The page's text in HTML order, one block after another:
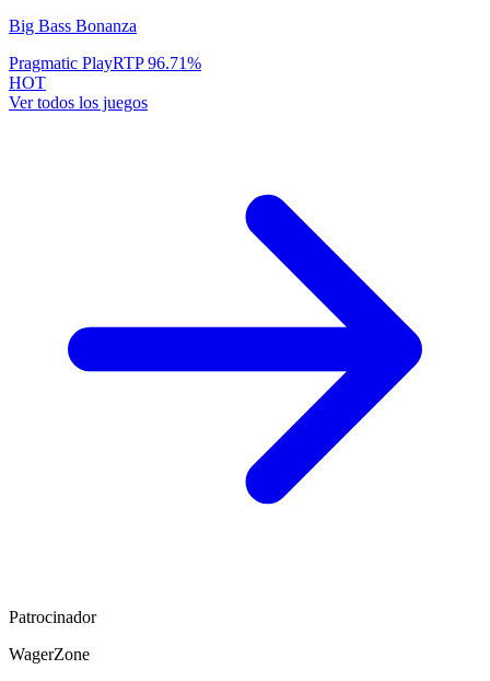
Big Bass Bonanza
Pragmatic PlayRTP96.71%
HOT
Ver todos los juegos
Patrocinador
WagerZone